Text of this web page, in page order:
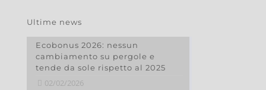
Ultime news
Ecobonus 2026: nessun
cambiamento su pergole e
tende da sole rispetto al 2025
02/02/2026